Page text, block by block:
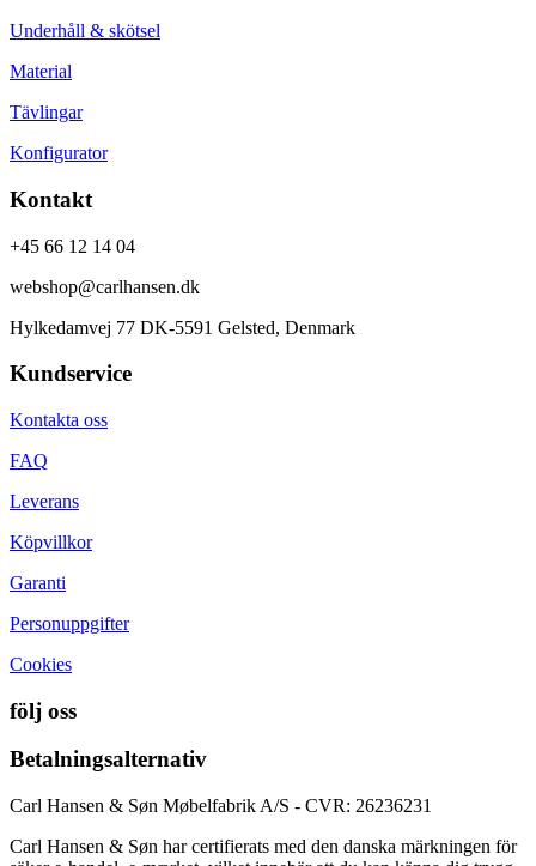
Underhåll & skötsel
Material
Tävlingar
Konfigurator
Kontakt
+45 66 12 14 04
webshop@carlhansen.dk
Hylkedamvej 77 DK-5591 Gelsted, Denmark
Kundservice
Kontakta oss
FAQ
Leverans
Köpvillkor
Garanti
Personuppgifter
Cookies
följ oss
Betalningsalternativ
Carl Hansen & Søn Møbelfabrik A/S - CVR: 26236231
Carl Hansen & Søn har certifierats med den danska märkningen för